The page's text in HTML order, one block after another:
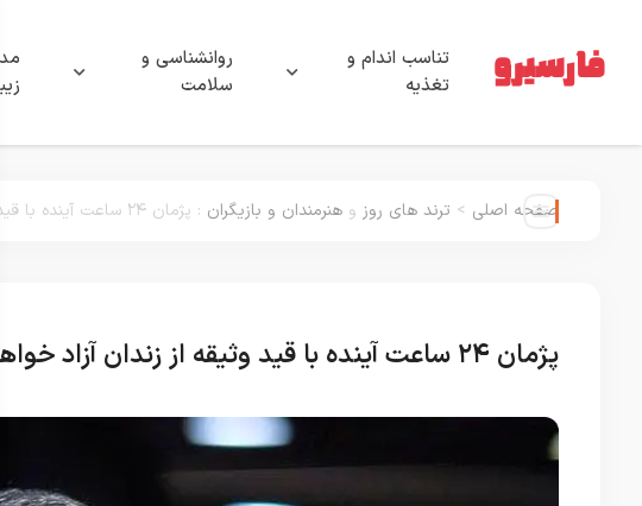
تناسب اندام و
تغذیه
روانشناسی و
سلامت
صفحه اصلی > ترند های روز و هنرمندان و بازیگران : پژمان ۲۴ ساعت آینده با قید وثیقه از زندان آزاد خواهد شد
پژمان ۲۴ ساعت آینده با قید وثیقه از زندان آزاد خواهد شد